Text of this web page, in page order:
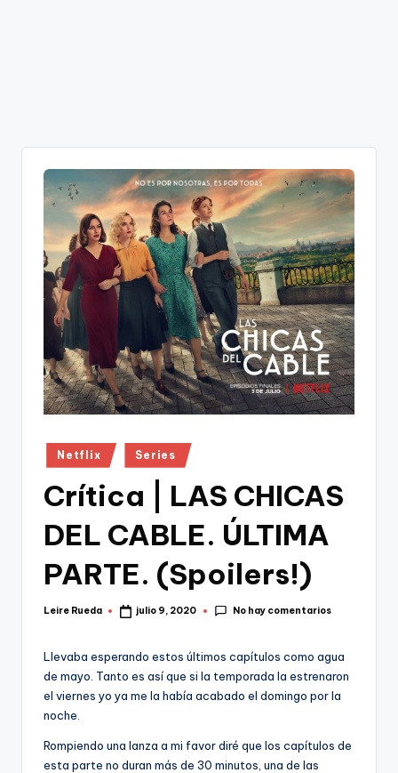
Publicado
en
Netflix Series
Crítica | LAS CHICAS
DEL CABLE. ÚLTIMA
PARTE. (Spoilers!)
Publicado
Leire Rueda julio 9, 2020 No hay comentarios
Llevaba esperando estos últimos capítulos como agua
de mayo. Tanto es así que si la temporada la estrenaron
el viernes yo ya me la había acabado el domingo por la
noche.
Rompiendo una lanza a mi favor diré que los capítulos de
esta parte no duran más de 30 minutos, una de las